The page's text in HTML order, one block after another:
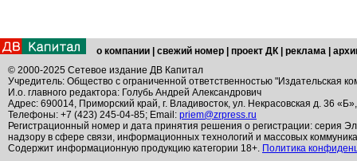
о компании свежий номер проект ДК реклама
© 2000-2025 Сетевое издание ДВ Капитал
Учредитель: Общество с ограниченной ответственностью "Издательская
И.о. главного редактора: Голубь Андрей Александрович
Адрес: 690014, Приморский край, г. Владивосток, ул. Некрасовская д. 36
Телефоны: +7 (423) 245-04-85; Email: priem@zrpress.ru
Регистрационный номер и дата принятия решения о регистрации: серия
надзору в сфере связи, информационных технологий и массовых
Содержит информационную продукцию категории 18+. Политика